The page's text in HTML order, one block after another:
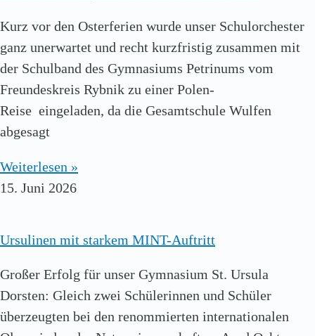
Kurz vor den Osterferien wurde unser Schulorchester
ganz unerwartet und recht kurzfristig zusammen mit
der Schulband des Gymnasiums Petrinums vom
Freundeskreis Rybnik zu einer Polen-
Reise eingeladen, da die Gesamtschule Wulfen
abgesagt
Weiterlesen »
15. Juni 2026
Ursulinen mit starkem MINT-Auftritt
Großer Erfolg für unser Gymnasium St. Ursula
Dorsten: Gleich zwei Schülerinnen und Schüler
überzeugten bei den renommierten internationalen